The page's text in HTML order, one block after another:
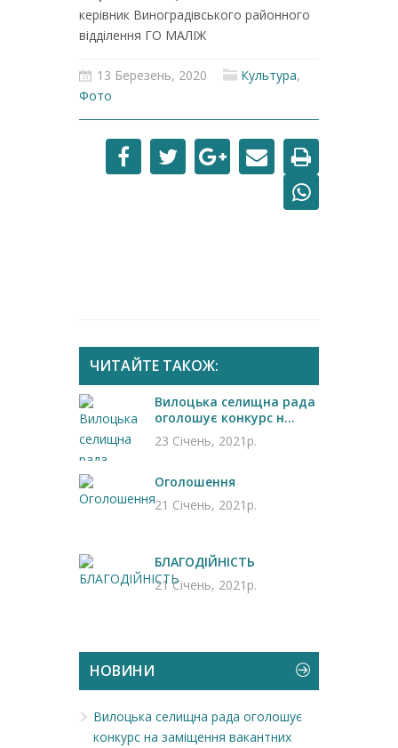
керівник Виноградівського районного
відділення ГО МАЛІЖ
13 Березень, 2020 Культура,
Фото
ЧИТАЙТЕ ТАКОЖ:
Вилоцька селищна рада
оголошує конкурс н...
23 Січень, 2021р.
Оголошення
21 Січень, 2021р.
БЛАГОДІЙНІСТЬ
21 Січень, 2021р.
НОВИНИ
Вилоцька селищна рада оголошує
конкурс на заміщення вакантних